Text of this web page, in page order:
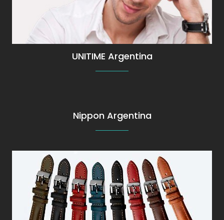
UNITIME Argentina
Nippon Argentina
Más información